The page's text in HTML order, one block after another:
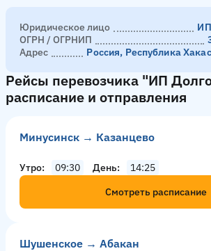
Юридическое лицо
ОГРН / ОГРНИП
Адрес
Россия, Республика
Рейсы перевозчика "ИП
расписание и отправления
Минусинск → Казанцево
Утро 09:30 День
14:25
Смотреть расписание
Шушенское → Абакан